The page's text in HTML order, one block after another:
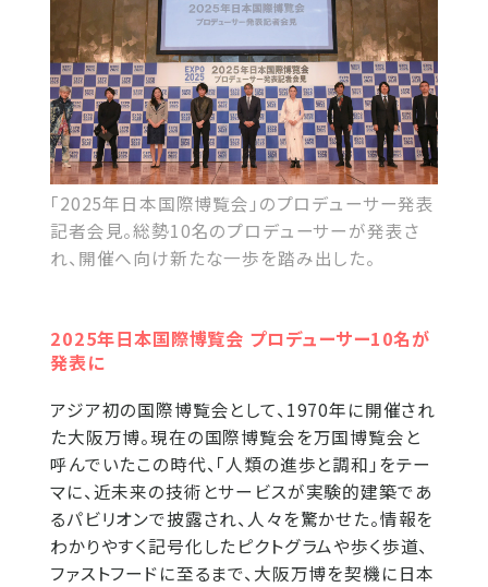
「2025年日本国際博覧会」のプロデューサー発表
記者会見。総勢10名のプロデューサーが発表さ
れ、開催へ向け新たな一歩を踏み出した。
2025年日本国際博覧会 プロデューサー10名が
発表に
アジア初の国際博覧会として、1970年に開催され
た大阪万博。現在の国際博覧会を万国博覧会と
呼んでいたこの時代、「人類の進歩と調和」をテー
マに、近未来の技術とサービスが実験的建築であ
るパビリオンで披露され、人々を驚かせた。情報を
わかりやすく記号化したピクトグラムや歩く歩道、
ファストフードに至るまで、大阪万博を契機に日本